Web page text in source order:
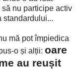
nu participe activ
standardului...
mă pot împiedica
o și alții: oare
au reușit